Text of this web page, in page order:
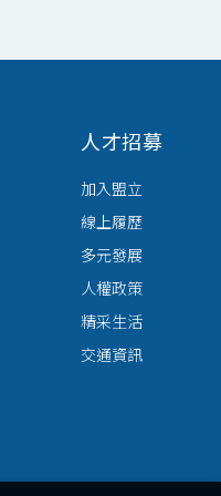
人才招募
加入盟立
線上履歷
多元發展
人權政策
精采生活
交通資訊